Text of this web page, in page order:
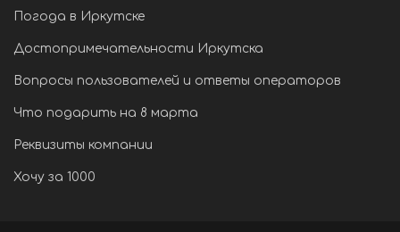
Погода в Иркутске
Достопримечательности Иркутска
Вопросы пользователей и ответы операторов
Что подарить на 8 марта
Реквизиты компании
Хочу за 1000